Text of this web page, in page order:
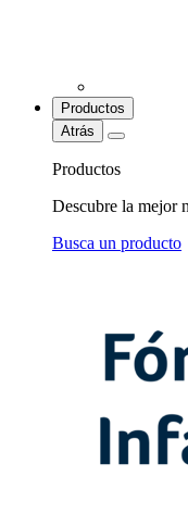
Productos
Atrás
Productos
Descubre la mejor
Busca un producto